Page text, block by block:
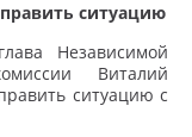
ситуацию
Независимой
Виталий
ситуацию с